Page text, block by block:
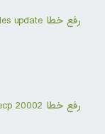
رفع خطا Modules update
رفع خطا ecp 20002